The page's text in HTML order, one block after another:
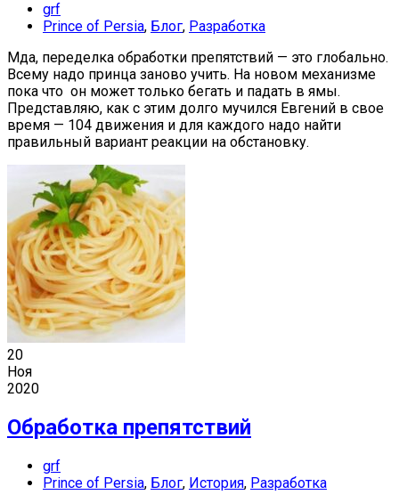
grf
Prince of Persia, Блог, Разработка
Мда, переделка обработки препятствий — это глобально.
Всему надо принца заново учить. На новом механизме
пока что он может только бегать и падать в ямы.
Представляю, как с этим долго мучился Евгений в свое
время — 104 движения и для каждого надо найти
правильный вариант реакции на обстановку.
20
Ноя
2020
Обработка препятствий
grf
Prince of Persia, Блог, История, Разработка